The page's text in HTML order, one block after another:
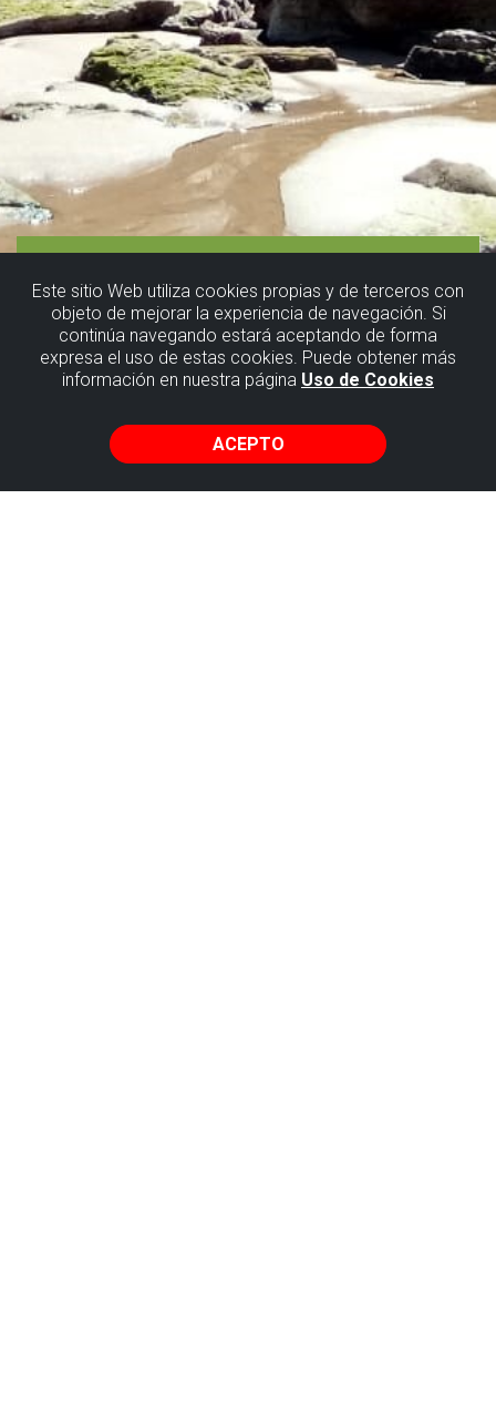
Este sitio Web utiliza cookies propias y de terceros con
objeto de mejorar la experiencia de navegación. Si
continúa navegando estará aceptando de forma
expresa el uso de estas cookies. Puede obtener más
información en nuestra página Uso de Cookies
ACEPTO